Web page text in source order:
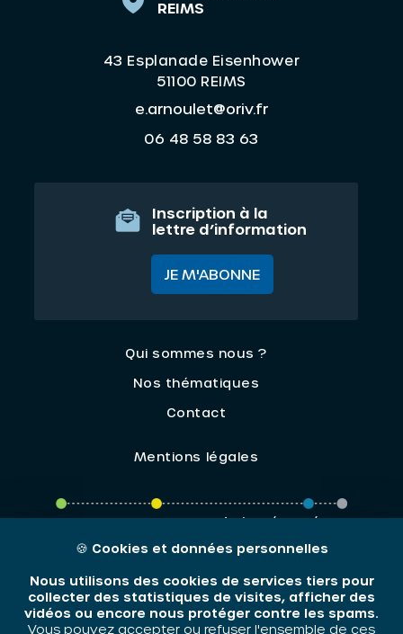
REIMS
43 Esplanade Eisenhower
51100 REIMS
e.arnoulet@oriv.fr
06 48 58 83 63
Inscription à la
lettre d’information
JE M'ABONNE
Qui sommes nous ?
Nos thématiques
Contact
Mentions légales
ORIV - 2026 / Tous droits réservés
🍪 Cookies et données personnelles
Nous utilisons des cookies de services tiers pour
collecter des statistiques de visites, afficher des
vidéos ou encore nous protéger contre les spams.
Vous pouvez accepter ou refuser l'ensemble de ces